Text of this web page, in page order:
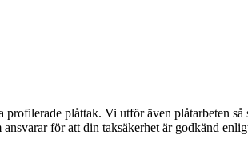
plåttak. Vi utför även plåtarbeten
för att din taksäkerhet är godkänd